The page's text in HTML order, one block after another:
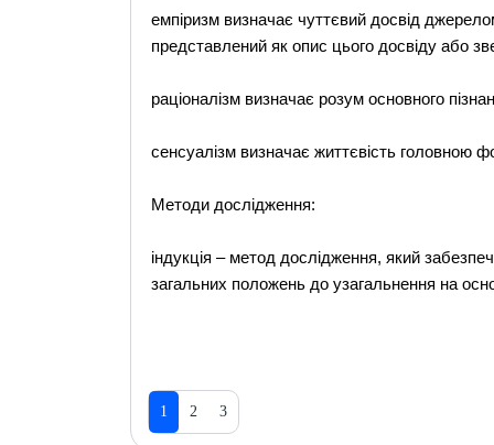
емпіризм визначає чуттєвий досвід
представлений як опис цього досвіду або
раціоналізм визначає розум основного
сенсуалізм визначає життєвість головною
Методи дослідження:
індукція – метод дослідження, який
загальних положень до узагальнення на
1 2 3